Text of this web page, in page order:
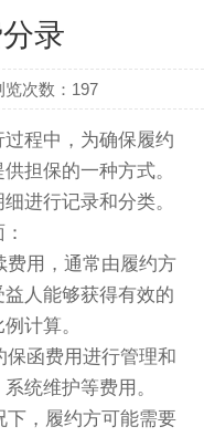
录
览次数： 197
程中，为确保履约
担保的一种方式。
进行记录和分类。
费用，通常由履约方
人能够获得有效的
计算。
保函费用进行管理和
统维护等费用。
下，履约方可能需要